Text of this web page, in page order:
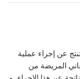
عن إجراء عملية
المريضة من